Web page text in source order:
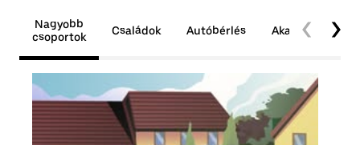
Nagyobb
csoportok
Családok Autóbérlés